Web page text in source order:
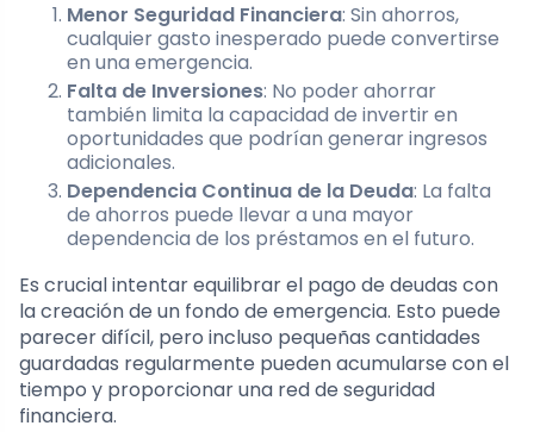
Menor Seguridad Financiera: Sin ahorros,
cualquier gasto inesperado puede convertirse
en una emergencia.
Falta de Inversiones: No poder ahorrar
también limita la capacidad de invertir en
oportunidades que podrían generar ingresos
adicionales.
Dependencia Continua de la Deuda: La falta
de ahorros puede llevar a una mayor
dependencia de los préstamos en el futuro.
Es crucial intentar equilibrar el pago de deudas con
la creación de un fondo de emergencia. Esto puede
parecer difícil, pero incluso pequeñas cantidades
guardadas regularmente pueden acumularse con el
tiempo y proporcionar una red de seguridad
financiera.